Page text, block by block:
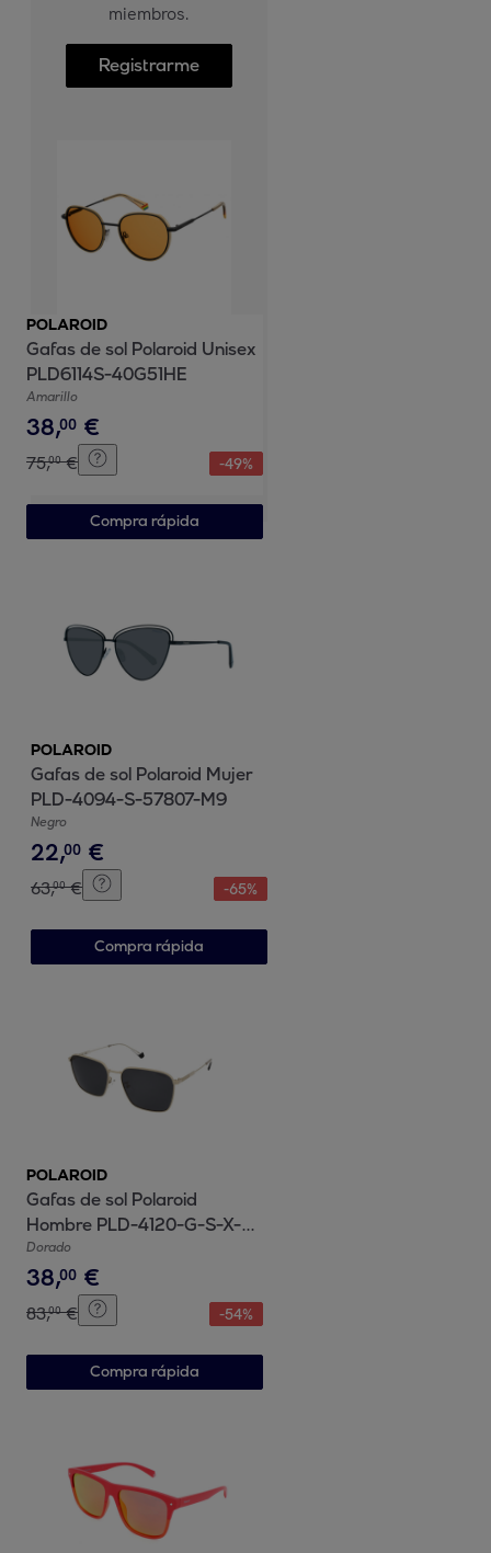
miembros.
Registrarme
POLAROID
Gafas de sol Polaroid Unisex
PLD6114S-40G51HE
Amarillo
38,00 €
75,00 € -49%
Compra rápida
POLAROID
Gafas de sol Polaroid Mujer
PLD-4094-S-57807-M9
Negro
22,00 €
63,00 € -65%
Compra rápida
POLAROID
Gafas de sol Polaroid
Hombre PLD-4120-G-S-X-
LOJ
Dorado
38,00 €
83,00 € -54%
Compra rápida